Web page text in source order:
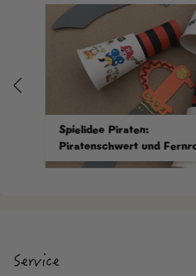
Spielidee Piraten:
Piratenschwert und
Service